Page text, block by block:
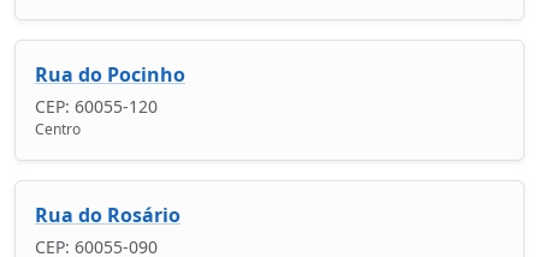
Rua do Pocinho
CEP: 60055-120
Centro
Rua do Rosário
CEP: 60055-090